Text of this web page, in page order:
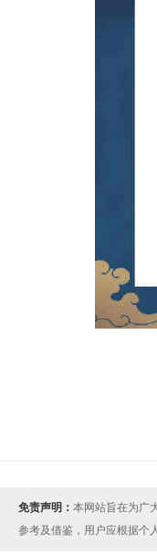
免责声明： 本网站旨在为广
参考及借鉴，用户应根据个